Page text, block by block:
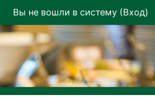
содержанию
Вы не вошли в систему (Вход)